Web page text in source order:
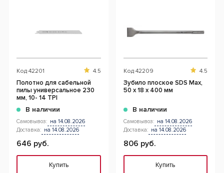
Код 42201 4.5
Полотно для сабельной
пилы универсальное 230
мм, 10- 14 TPI
В наличии
Самовывоз: на 14.08.2026
Доставка: на 14.08.2026
646 руб.
Купить
Код 42209 4.5
Зубило плоское SDS Max,
50 x 18 x 400 мм
В наличии
Самовывоз: на 14.08.2026
Доставка: на 14.08.2026
806 руб.
Купить